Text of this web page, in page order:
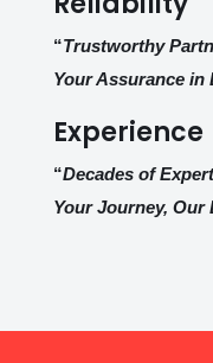
“Trustworthy
Your Assurance in
Experience
“Decades of
Your Journey, Our